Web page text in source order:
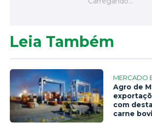
Leia Também
MERCADO
Agro de
com
carne